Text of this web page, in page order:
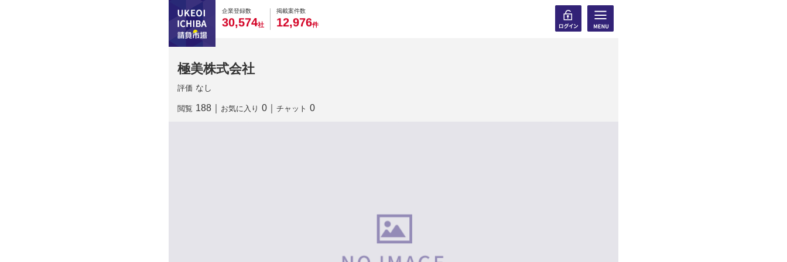
企業登録数
0
3
0
0,
0
5
0
74社
掲載案件数
0
1
0
2,
0
9
0
76件
極美株式会社
評価 なし
閲覧 188 お気に入り 0 チャット 0